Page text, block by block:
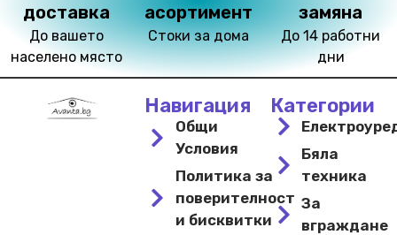
доставка
До вашето
населено място
асортимент
Стоки за дома
замяна
До 14 работни
дни
Навигация
Общи
Условия
Политика за
поверителност
и бисквитки
Категории
Бяла
техника
За
вграждане